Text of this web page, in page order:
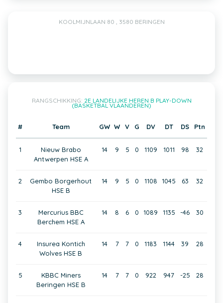
KOOLMIJNLAAN 80 , 3580 BERINGEN
RANGSCHIKKING: 2E LANDELIJKE HEREN B PLAY-DOWN
(BASKETBAL VLAANDEREN)
# Team GW W V G DV DT DS Ptn
1
Nieuw Brabo
Antwerpen HSE A
14 9 5 0 1109 1011 98 32
2
Gembo Borgerhout
HSE B
14 9 5 0 1108 1045 63 32
3
Mercurius BBC
Berchem HSE A
14 8 6 0 1089 1135 -46 30
4
Insurea Kontich
Wolves HSE B
14 7 7 0 1183 1144 39 28
5
KBBC Miners
Beringen HSE B
14 7 7 0 922 947 -25 28